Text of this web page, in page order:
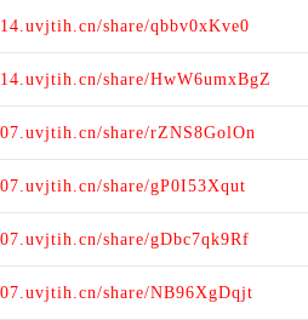
share/qbbv0xKve0
share/HwW6umxBgZ
share/rZNS8GolOn
share/gP0I53Xqut
share/gDbc7qk9Rf
share/NB96XgDqjt